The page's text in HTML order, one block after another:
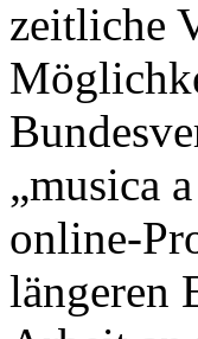
zeitliche
„musica
online-
längeren